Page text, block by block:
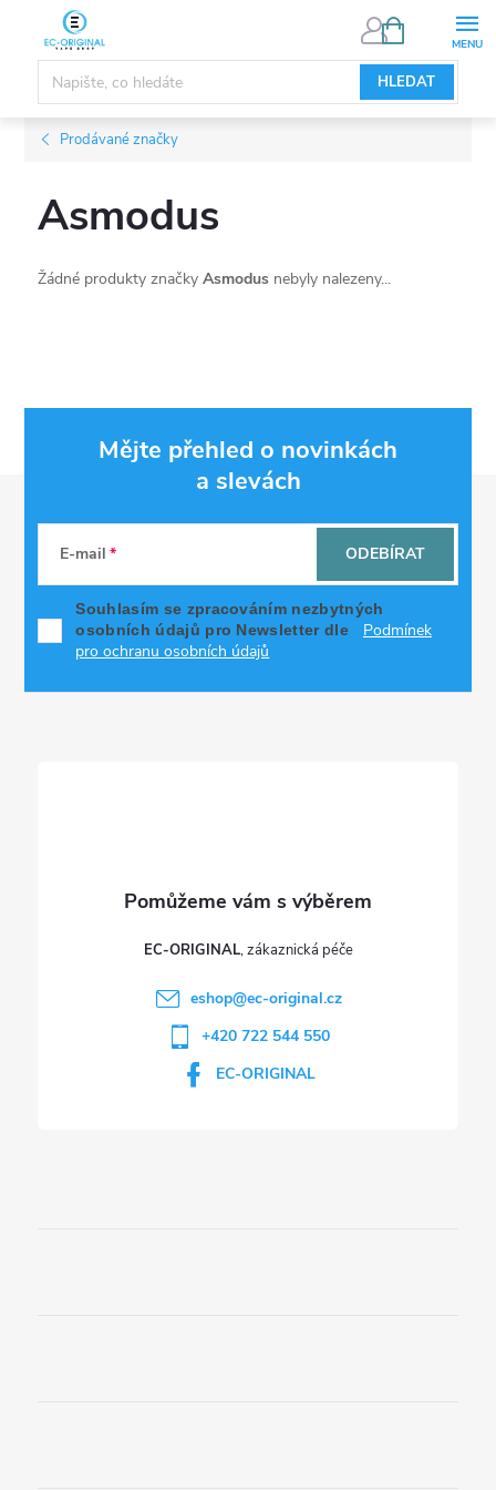
obsah
HLEDAT
NÁKUPNÍ
Prodávané značky
Asmodus
Žádné produkty značkyAsmodus nebyly nalezeny...
Mějte přehled o novinkách
a slevách
E-mail
Souhlasím se zpracováním nezbytných
osobních údajů pro Newsletter dle
Podmínek
pro ochranu osobních údajů
ODEBÍRAT
EC-ORIGINAL
eshop@ec-original.cz
+420 722 544 550
EC-ORIGINAL